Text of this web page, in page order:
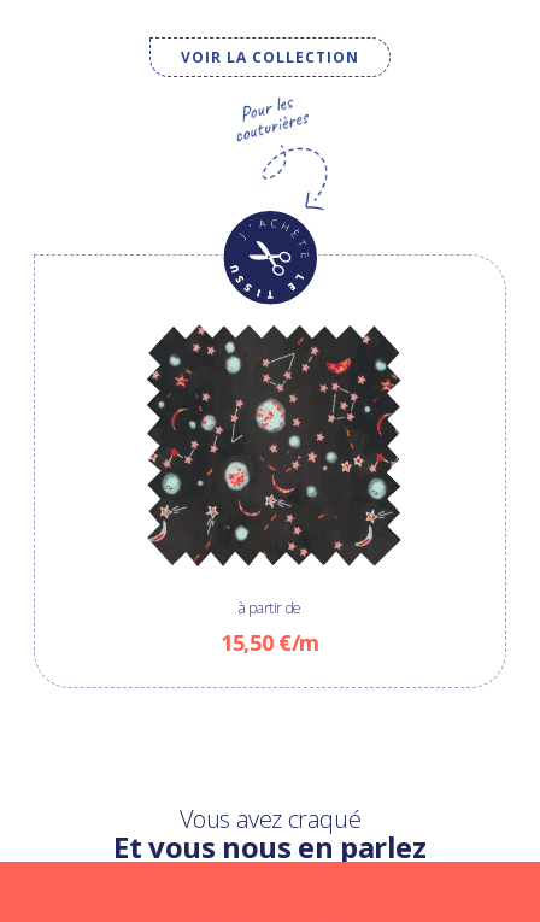
VOIR LA COLLECTION
à partir de
15,50 €/m
Vous avez craqué
Et vous nous en parlez